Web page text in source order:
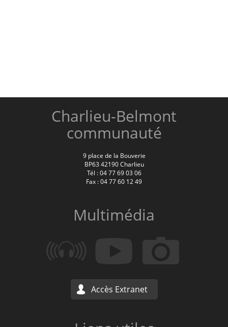
Charlieu-Belmont
communauté
9 place de la Bouverie
BP63 42190 Charlieu
Tél : 04 77 69 03 06
Fax : 04 77 60 12 49
Multimédia
Accès Extranet